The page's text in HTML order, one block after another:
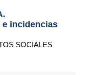
incidencias
SOCIALES